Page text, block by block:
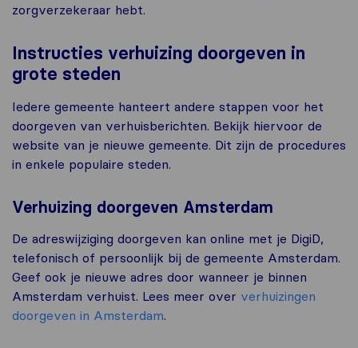
zorgverzekeraar hebt.
Instructies verhuizing doorgeven in
grote steden
Iedere gemeente hanteert andere stappen voor het
doorgeven van verhuisberichten. Bekijk hiervoor de
website van je nieuwe gemeente. Dit zijn de procedures
in enkele populaire steden.
Verhuizing doorgeven Amsterdam
De adreswijziging doorgeven kan online met je DigiD,
telefonisch of persoonlijk bij de gemeente Amsterdam.
Geef ook je nieuwe adres door wanneer je binnen
Amsterdam verhuist. Lees meer over verhuizingen
doorgeven in Amsterdam.